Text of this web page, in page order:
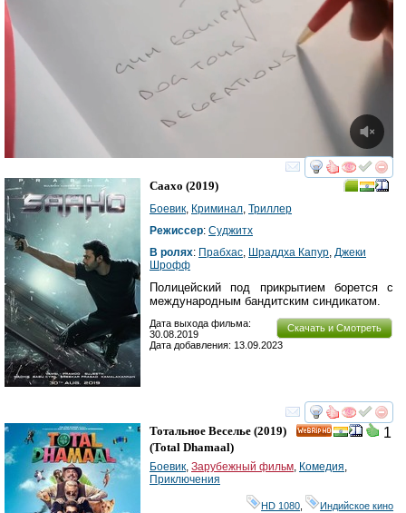
смотреть
Саахо (2019)
Боевик, Криминал, Триллер
Режиссер: Суджитх
В ролях: Прабхас, Шраддха Капур, Джеки
Шрофф
Полицейский под прикрытием борется с
международным бандитским синдикатом.
Скачать и Смотреть
Дата выхода фильма:
30.08.2019
Дата добавления: 13.09.2023
смотреть
1
Тотальное Веселье (2019)
(Total Dhamaal)
Боевик, Зарубежный фильм, Комедия,
Приключения
HD 1080 Индийское кино